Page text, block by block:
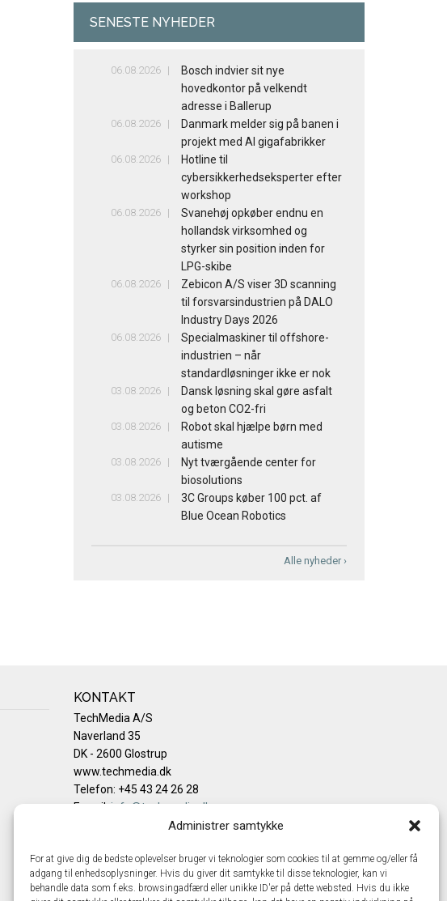
Administrer samtykke
For at give dig de bedste oplevelser bruger vi teknologier som cookies til at gemme og/eller få
adgang til enhedsoplysninger. Hvis du giver dit samtykke til disse teknologier, kan vi
behandle data som f.eks. browsingadfærd eller unikke ID'er på dette websted. Hvis du ikke
SENESTE NYHEDER
06.08.2026
Bosch indvier sit nye
hovedkontor på velkendt
adresse i Ballerup
06.08.2026
Danmark melder sig på banen i
projekt med AI gigafabrikker
06.08.2026
Hotline til
cybersikkerhedseksperter efter
workshop
06.08.2026
Svanehøj opkøber endnu en
hollandsk virksomhed og
styrker sin position inden for
LPG-skibe
06.08.2026
Zebicon A/S viser 3D scanning
til forsvarsindustrien på DALO
Industry Days 2026
06.08.2026
Specialmaskiner til offshore-
industrien – når
standardløsninger ikke er nok
03.08.2026
Dansk løsning skal gøre asfalt
og beton CO2-fri
03.08.2026
Robot skal hjælpe børn med
autisme
03.08.2026
Nyt tværgående center for
biosolutions
03.08.2026
3C Groups køber 100 pct. af
Blue Ocean Robotics
Alle nyheder ›
KONTAKT
TechMedia A/S
Naverland 35
DK - 2600 Glostrup
www.techmedia.dk
Telefon: +45 43 24 26 28
E-mail: info@techmedia.dk